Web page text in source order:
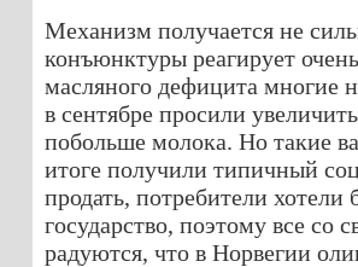
Механизм получается не
конъюнктуры реагирует
масляного дефицита многие
в сентябре просили
побольше молока. Но такие
итоге получили типичный
продать, потребители
государство, поэтому все со
радуются, что в Норвегии